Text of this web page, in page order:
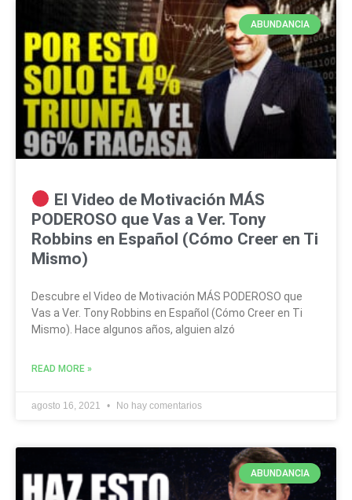
ABUNDANCIA
El Video de Motivación MÁS
PODEROSO que Vas a Ver. Tony
Robbins en Español (Cómo Creer en Ti
Mismo)
Descubre el Video de Motivación MÁS PODEROSO que
Vas a Ver. Tony Robbins en Español (Cómo Creer en Ti
Mismo). Hace algunos años, alguien alzó
READ MORE »
agosto 16, 2021 No hay comentarios
ABUNDANCIA